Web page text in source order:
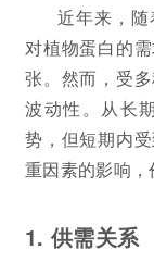
近年来，随
对植物蛋白的
张。然而，受
波动性。从长
势，但短期内
重因素的影响，
1. 供需关系